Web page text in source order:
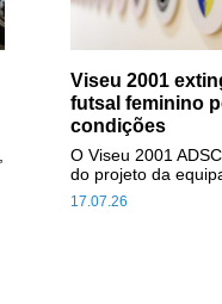
Viseu 2001
futsal feminino
condições
17.07.26
O Viseu 2001
do projeto da